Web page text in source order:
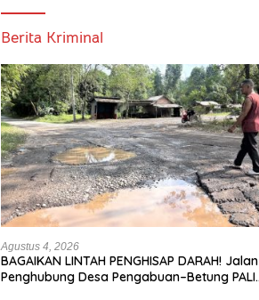
Berita Kriminal
Agustus 4, 2026
BAGAIKAN LINTAH PENGHISAP DARAH! Jalan
Penghubung Desa Pengabuan–Betung PALI